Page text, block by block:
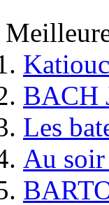
BACH
Les
Au